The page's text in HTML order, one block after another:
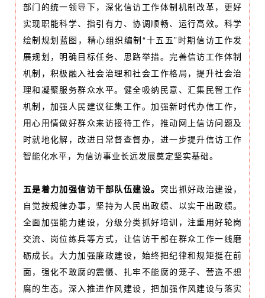
部门的统一领导下，深化信访工作体制机制改革，更好
实现职能科学、指引有力、协调顺畅、运行高效。科学
绘制规划蓝图，精心组织编制“十五五”时期信访工作发
展规划，明确目标任务、思路举措。完善信访工作体制
机制，积极融入社会治理和社会工作格局，提升社会治
理和凝聚服务群众水平。健全吸纳民意、汇集民智工作
机制，加强人民建议征集工作。加强新时代办信工作，
用心用情做好群众来访接待工作，推动网上信访问题及
时就地化解，改进日常督查督办，进一步提升信访工作
智能化水平，为信访事业长远发展奠定坚实基础。
五是着力加强信访干部队伍建设。 突出抓好政治建设，
自觉按规律办事，坚持为人民出政绩、以实干出政绩。
全面加强能力建设，分级分类抓好培训，注重用好轮岗
交流、岗位练兵等方式，让信访干部在群众工作一线磨
砺成长。大力加强廉政建设，始终把纪律和规矩挺在前
面，强化不敢腐的震慑、扎牢不能腐的笼子、营造不想
腐的生态。深入推进作风建设，把加强作风建设与落实